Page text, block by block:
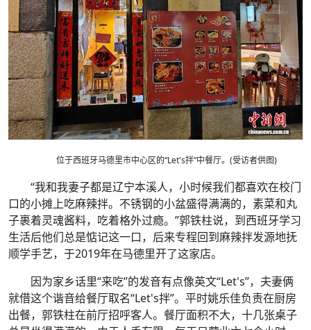
位于西班牙马德里市中心区的“Let's拌”中餐厅。(受访者供图)
“我和我妻子都是辽宁本溪人，小时候我们都喜欢在校门
口的小摊上吃麻辣拌。不锈钢的小盆盛得满满的，素菜和丸
子裹着灵魂酱料，吃着格外过瘾。”郭铁柱说，到西班牙学习
生活后他们总是惦记这一口，后来专程回到麻辣拌发源地抚
顺学手艺，于2019年在马德里开了这家店。
因为家乡话里“来吃”的发音有点像英文“Let's”，夫妻俩
就借这个谐音给餐厅取名“Let's拌”。平时姚乐佳负责在厨房
出餐，郭铁柱在前厅招呼客人。餐厅面积不大，十几张桌子